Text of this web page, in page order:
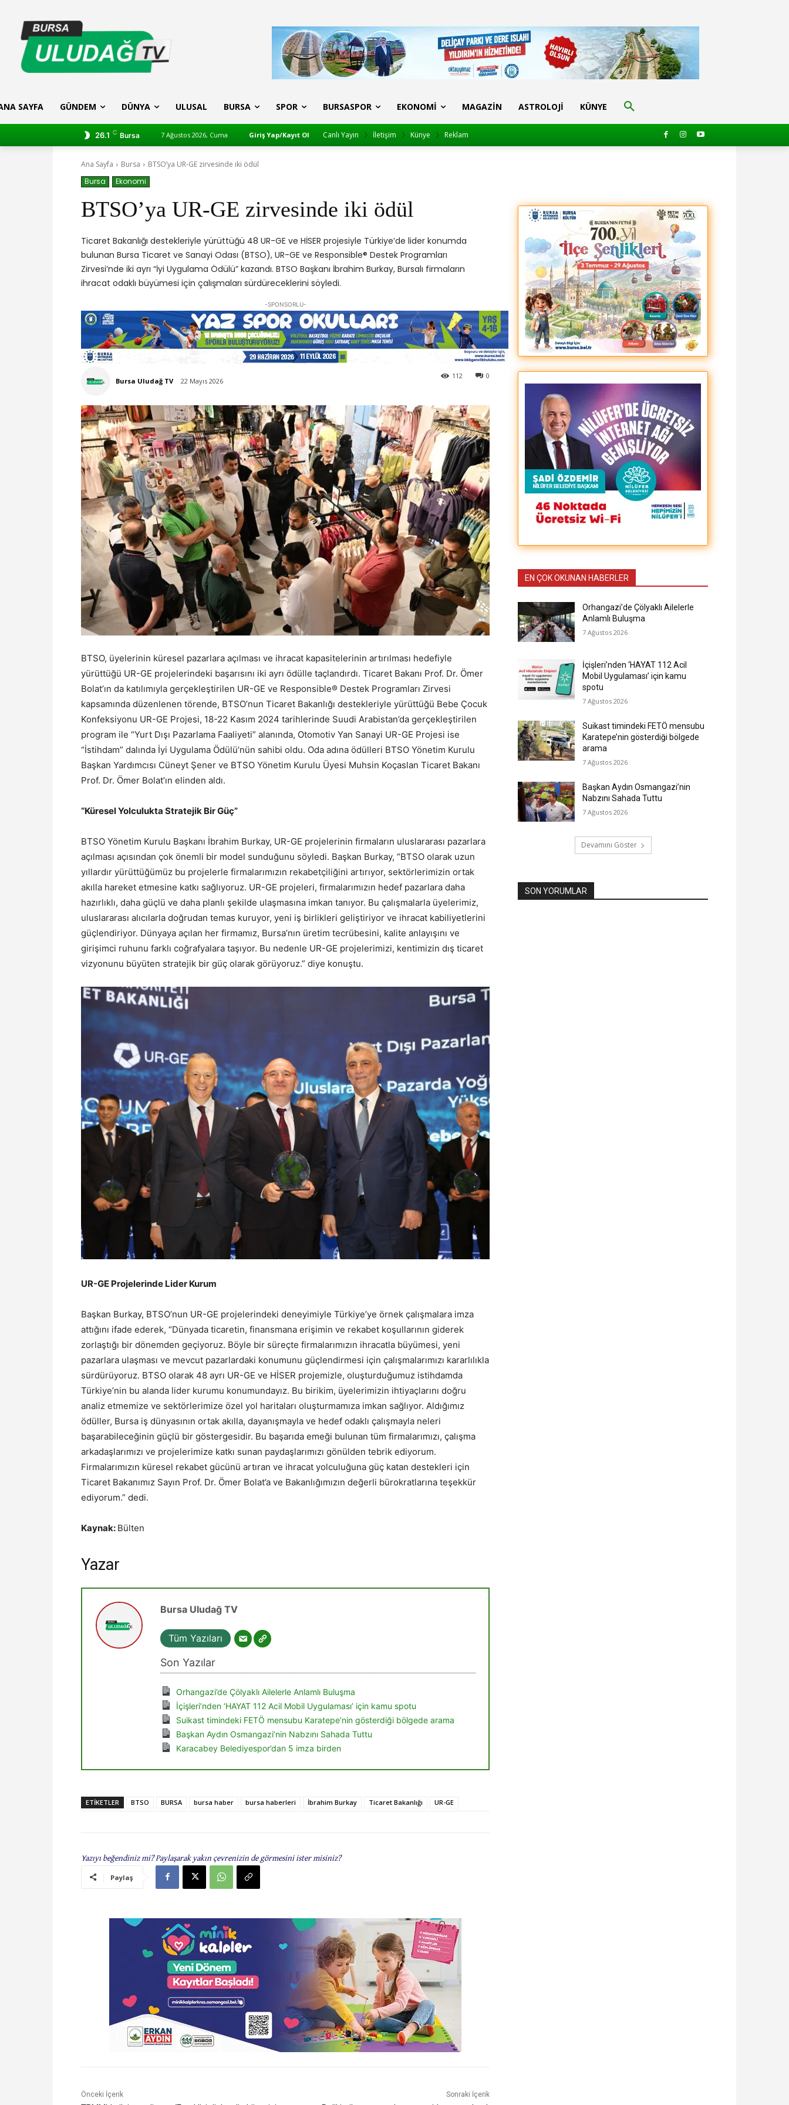
SAYFA GÜNDEM DÜNYA ULUSAL BURSA SPOR BURSASPOR EKONOMI MAGAZIN ASTROLOJI KÜNYE
26.1 C Bursa 7 Ağustos 2026, Cuma Giriş Yap/Kayıt Ol Canlı Yayın İletişim Künye Reklam
Ana Sayfa Bursa
BTSO’ya UR-GE zirvesinde iki ödül
Bursa
Ekonomi
BTSO’ya UR-GE zirvesinde iki ödül
Ticaret Bakanlığı destekleriyle yürüttüğü 48 UR-GE ve HİSER projesiyle Türkiye’de lider konumda
bulunan Bursa Ticaret ve Sanayi Odası (BTSO), UR-GE ve Responsible® Destek Programları
Zirvesi’nde iki ayrı “İyi Uygulama Ödülü” kazandı. BTSO Başkanı İbrahim Burkay, Bursalı firmaların
ihracat odaklı büyümesi için çalışmaları sürdüreceklerini söyledi.
-SPONSORLU-
Bursa Uludağ TV 22 Mayıs 2026
0
112
BTSO, üyelerinin küresel pazarlara açılması ve ihracat kapasitelerinin artırılması hedefiyle
yürüttüğü UR-GE projelerindeki başarısını iki ayrı ödülle taçlandırdı. Ticaret Bakanı Prof. Dr. Ömer
Bolat’ın da katılımıyla gerçekleştirilen UR-GE ve Responsible® Destek Programları Zirvesi
kapsamında düzenlenen törende, BTSO’nun Ticaret Bakanlığı destekleriyle yürüttüğü Bebe Çocuk
Konfeksiyonu UR-GE Projesi, 18-22 Kasım 2024 tarihlerinde Suudi Arabistan’da gerçekleştirilen
program ile “Yurt Dışı Pazarlama Faaliyeti” alanında, Otomotiv Yan Sanayi UR-GE Projesi ise
“İstihdam” dalında İyi Uygulama Ödülü’nün sahibi oldu. Oda adına ödülleri BTSO Yönetim Kurulu
Başkan Yardımcısı Cüneyt Şener ve BTSO Yönetim Kurulu Üyesi Muhsin Koçaslan Ticaret Bakanı
Prof. Dr. Ömer Bolat’ın elinden aldı.
“Küresel Yolculukta Stratejik Bir Güç”
BTSO Yönetim Kurulu Başkanı İbrahim Burkay, UR-GE projelerinin firmaların uluslararası pazarlara
açılması açısından çok önemli bir model sunduğunu söyledi. Başkan Burkay, “BTSO olarak uzun
yıllardır yürüttüğümüz bu projelerle firmalarımızın rekabetçiliğini artırıyor, sektörlerimizin ortak
akılla hareket etmesine katkı sağlıyoruz. UR-GE projeleri, firmalarımızın hedef pazarlara daha
hazırlıklı, daha güçlü ve daha planlı şekilde ulaşmasına imkan tanıyor. Bu çalışmalarla üyelerimiz,
uluslararası alıcılarla doğrudan temas kuruyor, yeni iş birlikleri geliştiriyor ve ihracat kabiliyetlerini
güçlendiriyor. Dünyaya açılan her firmamız, Bursa’nın üretim tecrübesini, kalite anlayışını ve
girişimci ruhunu farklı coğrafyalara taşıyor. Bu nedenle UR-GE projelerimizi, kentimizin dış ticaret
vizyonunu büyüten stratejik bir güç olarak görüyoruz.” diye konuştu.
UR-GE Projelerinde Lider Kurum
Başkan Burkay, BTSO’nun UR-GE projelerindeki deneyimiyle Türkiye’ye örnek çalışmalara imza
attığını ifade ederek, “Dünyada ticaretin, finansmana erişimin ve rekabet koşullarının giderek
zorlaştığı bir dönemden geçiyoruz. Böyle bir süreçte firmalarımızın ihracatla büyümesi, yeni
pazarlara ulaşması ve mevcut pazarlardaki konumunu güçlendirmesi için çalışmalarımızı kararlılıkla
sürdürüyoruz. BTSO olarak 48 ayrı UR-GE ve HİSER projemizle, oluşturduğumuz istihdamda
Türkiye’nin bu alanda lider kurumu konumundayız. Bu birikim, üyelerimizin ihtiyaçlarını doğru
analiz etmemize ve sektörlerimize özel yol haritaları oluşturmamıza imkan sağlıyor. Aldığımız
ödüller, Bursa iş dünyasının ortak akılla, dayanışmayla ve hedef odaklı çalışmayla neleri
başarabileceğinin güçlü bir göstergesidir. Bu başarıda emeği bulunan tüm firmalarımızı, çalışma
arkadaşlarımızı ve projelerimize katkı sunan paydaşlarımızı gönülden tebrik ediyorum.
Firmalarımızın küresel rekabet gücünü artıran ve ihracat yolculuğuna güç katan destekleri için
Ticaret Bakanımız Sayın Prof. Dr. Ömer Bolat’a ve Bakanlığımızın değerli bürokratlarına teşekkür
ediyorum.” dedi.
Kaynak: Bülten
Yazar
Bursa Uludağ TV
Tüm Yazıları
Son Yazılar
Orhangazi’de Çölyaklı Ailelerle Anlamlı Buluşma
İçişleri’nden ‘HAYAT 112 Acil Mobil Uygulaması’ için kamu spotu
Suikast timindeki FETÖ mensubu Karatepe’nin gösterdiği bölgede arama
Başkan Aydın Osmangazi’nin Nabzını Sahada Tuttu
Karacabey Belediyespor’dan 5 imza birden
ETIKETLER BTSO BURSA bursa haber bursa haberleri İbrahim Burkay Ticaret Bakanlığı UR-GE
Yazıyı beğendiniz mi? Paylaşarak yakın çevrenizin de görmesini ister misiniz?
Paylaş
Önceki İçerik Sonraki İçerik
EN ÇOK OKUNAN HABERLER
Orhangazi’de Çölyaklı Ailelerle
Anlamlı Buluşma
7 Ağustos 2026
İçişleri’nden ‘HAYAT 112 Acil
Mobil Uygulaması’ için kamu
spotu
7 Ağustos 2026
Suikast timindeki FETÖ mensubu
Karatepe’nin gösterdiği bölgede
arama
7 Ağustos 2026
Başkan Aydın Osmangazi’nin
Nabzını Sahada Tuttu
7 Ağustos 2026
Devamını Göster
SON YORUMLAR